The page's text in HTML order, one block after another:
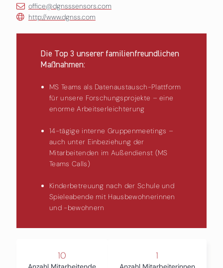
office@dgnsssensors.com
http://www.dgnss.com
Die Top 3 unserer familienfreundlichen
Maßnahmen:
MS Teams als Datenaustausch-Plattform
für unsere Forschungsprojekte – eine
enorme Arbeitserleichterung
14-tägige interne Gruppenmeetings –
auch unter Einbeziehung der
Mitarbeitenden im Außendienst (MS
Teams Calls)
Kinderbetreuung nach der Schule und
Spieleabende mit Hausbewohnerinnen
und -bewohnern
10 1